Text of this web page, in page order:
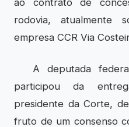
rodovia, atualmente
empresa CCR Via
A deputada
participou da
presidente da Corte,
fruto de um consenso